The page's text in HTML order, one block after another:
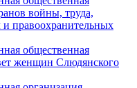
войны, труда,
правоохранительных
общественная
женщин Слюдянского